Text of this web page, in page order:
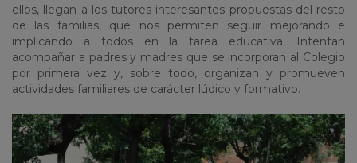
ellos, llegan a los tutores interesantes propuestas del resto
de las familias, que nos permiten seguir mejorando e
implicando a todos en la tarea educativa. Intentan
acompañar a padres y madres que se incorporan al Colegio
por primera vez y, sobre todo, organizan y promueven
actividades familiares de carácter lúdico y formativo.